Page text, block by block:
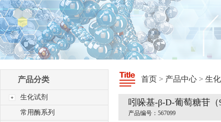
产品分类
生化试剂
常用酶系列
首页 > 产品中心 > 生
吲哚基-β-D-葡萄糖苷
产品编号：567099